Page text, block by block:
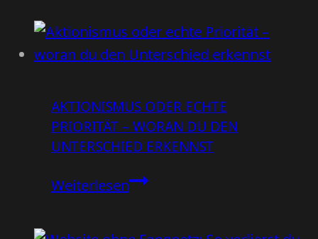
Tage
strategisch
werden
AKTIONISMUS ODER ECHTE
PRIORITÄT – WORAN DU DEN
UNTERSCHIED ERKENNST
WeiterlesenAktionismus